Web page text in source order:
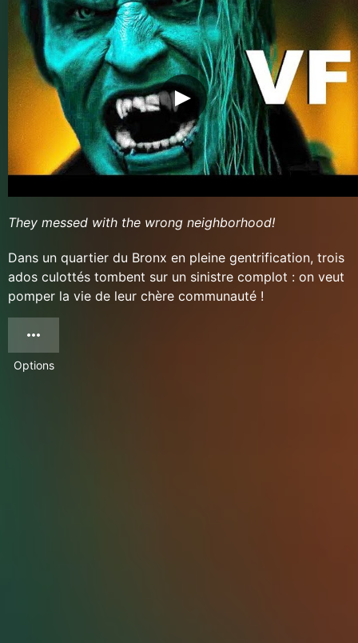
They messed with the wrong neighborhood!
Dans un quartier du Bronx en pleine gentrification, trois
ados culottés tombent sur un sinistre complot : on veut
pomper la vie de leur chère communauté !
Options